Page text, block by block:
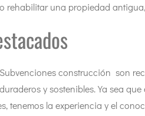
rehabilitar una propiedad
Subvenciones construcción son
duraderos y sostenibles. Ya sea
tenemos la experiencia y el